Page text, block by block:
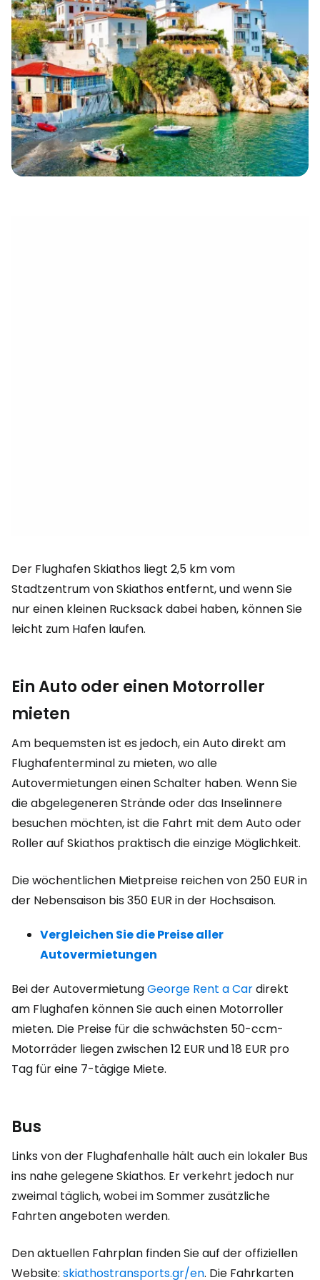
Der Flughafen Skiathos liegt 2,5 km vom
Stadtzentrum von Skiathos entfernt, und wenn Sie
nur einen kleinen Rucksack dabei haben, können Sie
leicht zum Hafen laufen.
Ein Auto oder einen Motorroller
mieten
Am bequemsten ist es jedoch, ein Auto direkt am
Flughafenterminal zu mieten, wo alle
Autovermietungen einen Schalter haben. Wenn Sie
die abgelegeneren Strände oder das Inselinnere
besuchen möchten, ist die Fahrt mit dem Auto oder
Roller auf Skiathos praktisch die einzige Möglichkeit.
Die wöchentlichen Mietpreise reichen von250 EUR in
der Nebensaison bis350 EUR in der Hochsaison.
Vergleichen Sie die Preise aller
Autovermietungen
Bei der AutovermietungGeorge Rent a Cardirekt
am Flughafen können Sie auch einen Motorroller
mieten. Die Preise für die schwächsten 50-ccm-
Motorräder liegen zwischen12 EUR und18 EUR pro
Tag für eine 7-tägige Miete.
Bus
Links von der Flughafenhalle hält auch ein lokaler Bus
ins nahe gelegene Skiathos. Er verkehrt jedoch nur
zweimal täglich, wobei im Sommer zusätzliche
Fahrten angeboten werden.
Den aktuellen Fahrplan finden Sie auf der offiziellen
Website: skiathostransports.gr/en. Die Fahrkarten